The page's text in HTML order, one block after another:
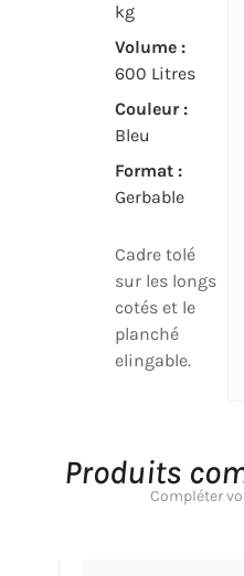
kg
Volume :
600 Litres
Couleur :
Bleu
Format :
Gerbable
Cadre tolé
sur les longs
cotés et le
planché
elingable.
Produits
Compléter